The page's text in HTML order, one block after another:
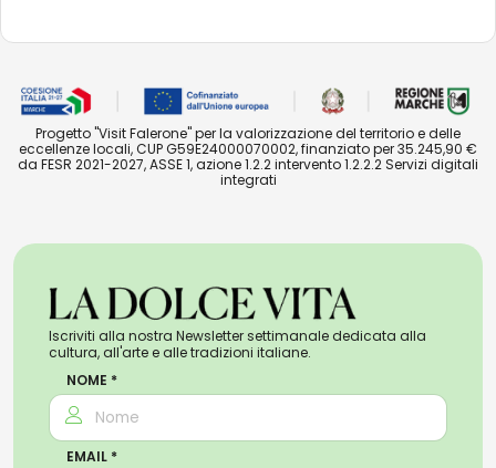
Progetto "Visit Falerone" per la valorizzazione del territorio e delle
eccellenze locali, CUP G59E24000070002, finanziato per 35.245,90 €
da FESR 2021-2027, ASSE 1, azione 1.2.2 intervento 1.2.2.2 Servizi digitali
integrati
Iscriviti alla nostra Newsletter settimanale dedicata alla
cultura, all'arte e alle tradizioni italiane.
NOME *
EMAIL *